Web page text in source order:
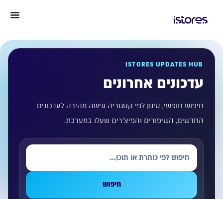
ISTORES UPDATES HUB
עדכונים אחרונים
חיפוש חופשי, סינון לפי קטגוריה וגישה מהירה לעדכונים
החדשים, השיפורים והפיצ'רים שעלו במערכת.
חיפוש